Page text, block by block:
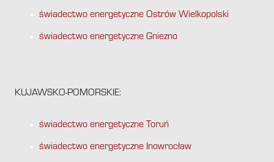
świadectwo energetyczne Ostrów Wielkopolski
świadectwo energetyczne Gniezno
KUJAWSKO-POMORSKIE:
świadectwo energetyczne Toruń
świadectwo energetyczne Inowrocław